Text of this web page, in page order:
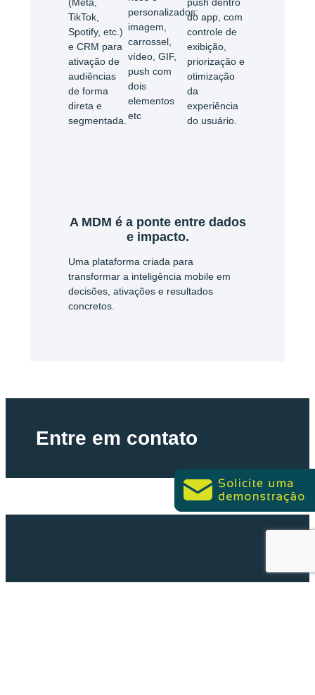
TikTok,
Spotify, etc.)
e CRM para
ativação de
audiências
de forma
direta e
segmentada.
personalizados:
imagem,
carrossel,
vídeo, GIF,
push com
dois
elementos
etc
do app, com
controle de
exibição,
priorização e
otimização
da
experiência
do usuário.
A MDM é a ponte entre dados
e impacto.
Uma plataforma criada para
transformar a inteligência mobile em
decisões, ativações e resultados
concretos.
Entre em contato